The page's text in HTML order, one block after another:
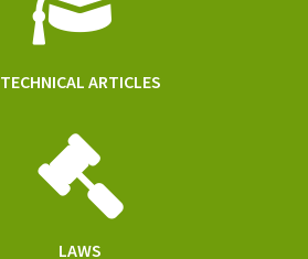
TECHNICAL ARTICLES
LAWS